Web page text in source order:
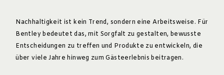
Nachhaltigkeit ist kein Trend, sondern eine Arbeitsweise. Für
Bentley bedeutet das, mit Sorgfalt zu gestalten, bewusste
Entscheidungen zu treffen und Produkte zu entwickeln, die
über viele Jahre hinweg zum Gästeerlebnis beitragen.